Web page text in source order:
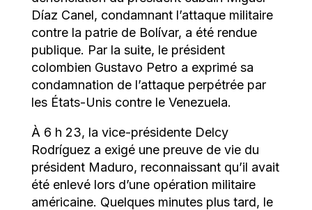
Díaz Canel, condamnant l’attaque militaire
contre la patrie de Bolívar, a été rendue
publique. Par la suite, le président
colombien Gustavo Petro a exprimé sa
condamnation de l’attaque perpétrée par
les États-Unis contre le Venezuela.
À 6 h 23, la vice-présidente Delcy
Rodríguez a exigé une preuve de vie du
président Maduro, reconnaissant qu’il avait
été enlevé lors d’une opération militaire
américaine. Quelques minutes plus tard, le